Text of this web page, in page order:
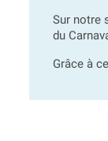
Sur notre
du
Grâce à ce